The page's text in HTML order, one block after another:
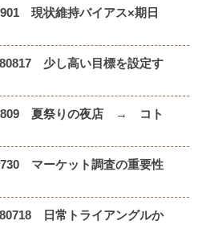
現状維持バイアス×期日
少し高い目標を設定す
夏祭りの夜店 → コト
マーケット調査の重要性
日常トライアングルか